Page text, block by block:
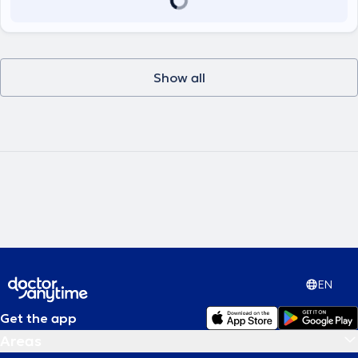
medical literature and has participated in and attended numerous
Show all
EN
Get the app